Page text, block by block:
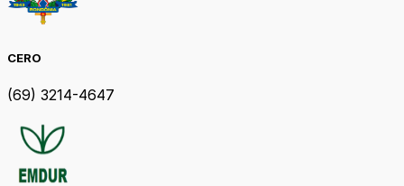
CERO
(69) 3214-4647